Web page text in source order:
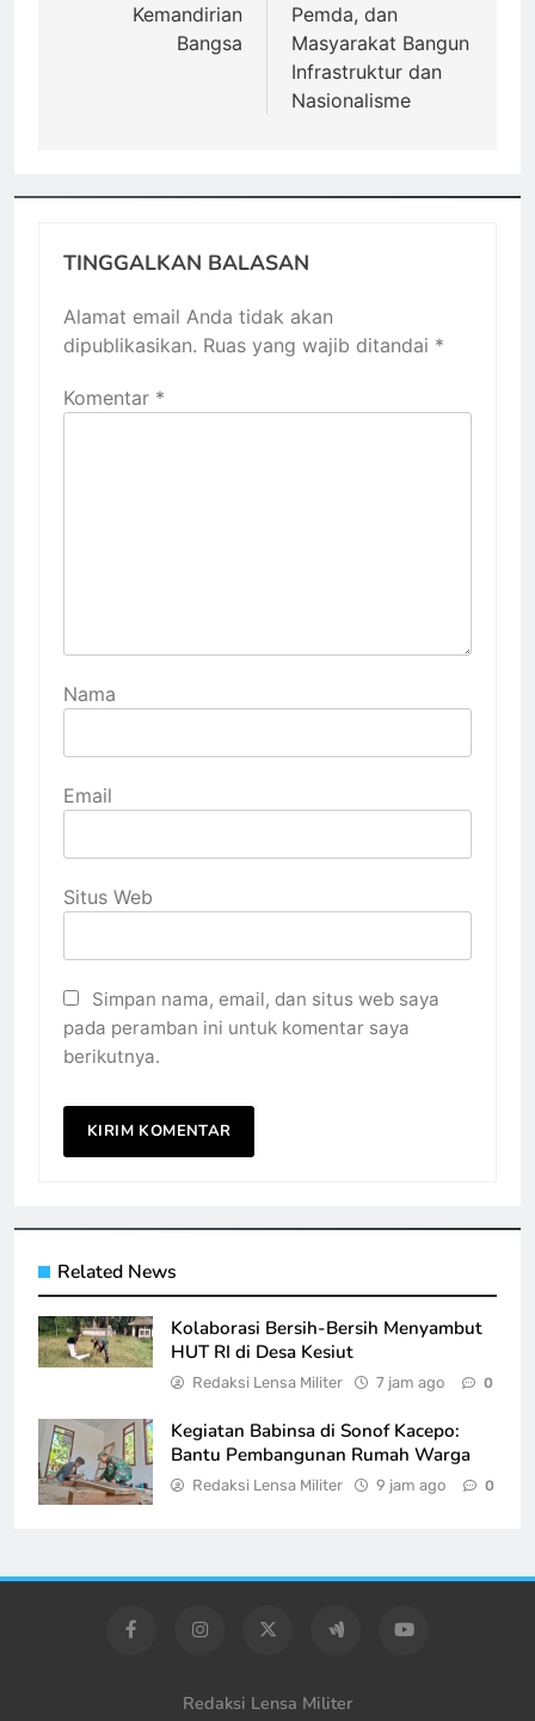
Kemandirian
Bangsa
Pemda, dan
Masyarakat Bangun
Infrastruktur dan
Nasionalisme
TINGGALKAN BALASAN
Alamat email Anda tidak akan
dipublikasikan. Ruas yang wajib ditandai *
Komentar *
Nama
Email
Situs Web
Simpan nama, email, dan situs web saya
pada peramban ini untuk komentar saya
berikutnya.
Related News
Kolaborasi Bersih-Bersih Menyambut
HUT RI di Desa Kesiut
Redaksi Lensa Militer 7 jam ago 0
Kegiatan Babinsa di Sonof Kacepo:
Bantu Pembangunan Rumah Warga
Redaksi Lensa Militer 9 jam ago 0
Redaksi Lensa Militer